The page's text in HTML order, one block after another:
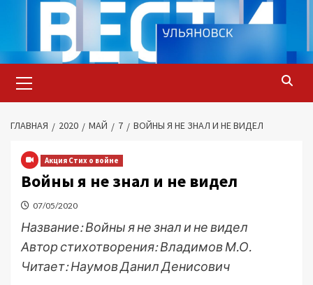
содержимому
меню
ГЛАВНАЯ 2020 МАЙ 7 ВОЙНЫ Я НЕ ЗНАЛ И НЕ ВИДЕЛ
Акция Стих о войне
Войны я не знал и не видел
07/05/2020
Название: Войны я не знал и не видел
Автор стихотворения: Владимов М.О.
Читает: Наумов Данил Денисович